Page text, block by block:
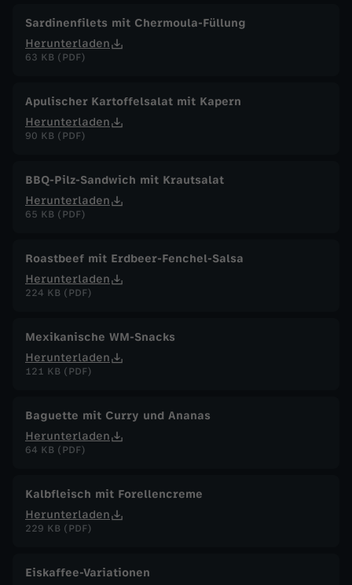
Sardinenfilets mit Chermoula-Füllung
Herunterladen
63 KB (PDF)
Apulischer Kartoffelsalat mit Kapern
Herunterladen
90 KB (PDF)
BBQ-Pilz-Sandwich mit Krautsalat
Herunterladen
65 KB (PDF)
Roastbeef mit Erdbeer-Fenchel-Salsa
Herunterladen
224 KB (PDF)
Mexikanische WM-Snacks
Herunterladen
121 KB (PDF)
Baguette mit Curry und Ananas
Herunterladen
64 KB (PDF)
Kalbfleisch mit Forellencreme
Herunterladen
229 KB (PDF)
Eiskaffee-Variationen